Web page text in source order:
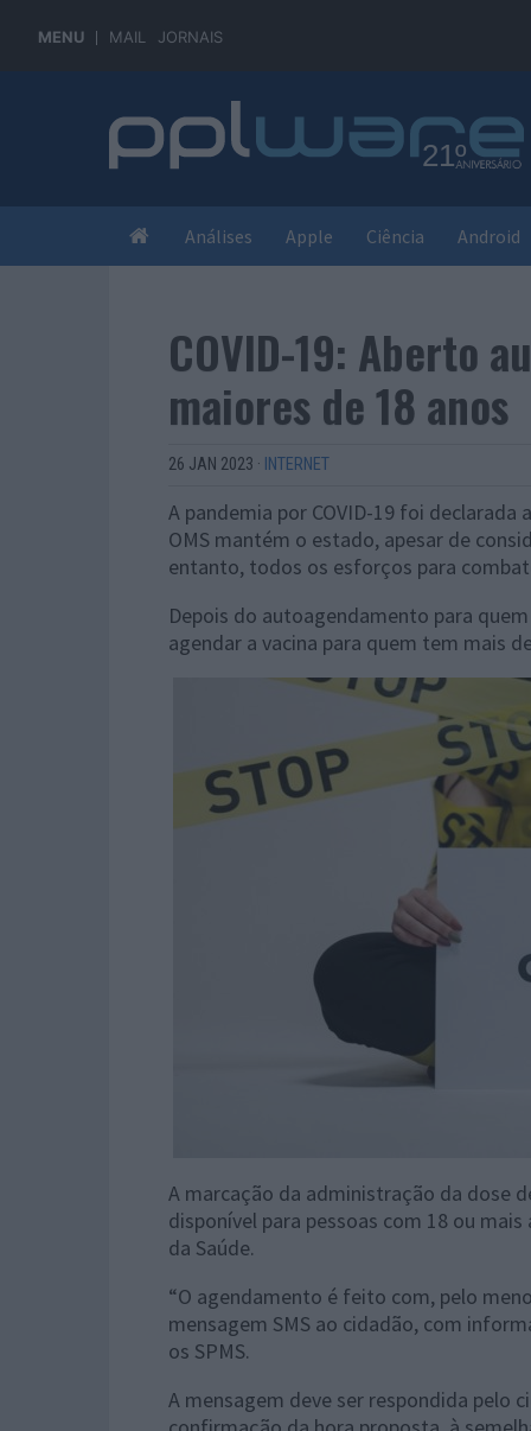
MENU MAIL JORNAIS
Análises Apple Ciência Android
COVID-19: Aberto
maiores de 18 anos
26 JAN 2023 · INTERNET
A pandemia por COVID-19 foi declarada
OMS mantém o estado, apesar de
entanto, todos os esforços para
Depois do autoagendamento para
agendar a vacina para quem tem mais
A marcação da administração da dose
disponível para pessoas com 18 ou
da Saúde.
“O agendamento é feito com, pelo
mensagem SMS ao cidadão, com
os SPMS.
A mensagem deve ser respondida pelo